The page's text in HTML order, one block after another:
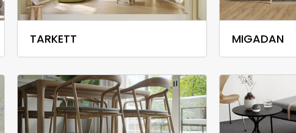
TARKETT MIGADAN